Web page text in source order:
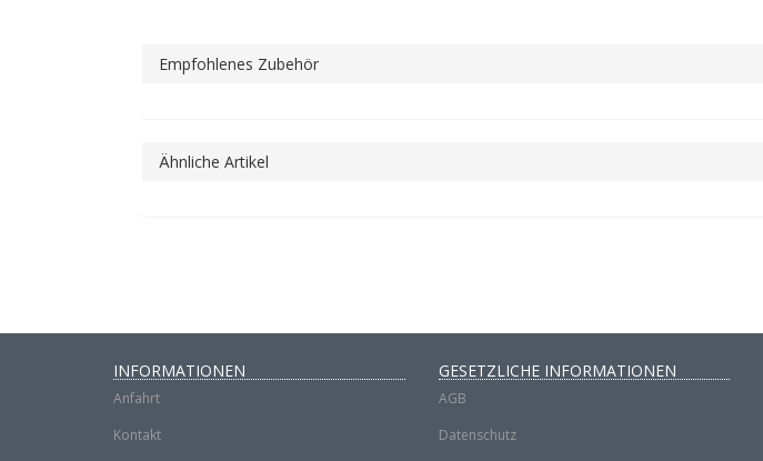
Empfohlenes Zubehör
Ähnliche Artikel
INFORMATIONEN
Anfahrt
Kontakt
GESETZLICHE INFORMATIONEN
AGB
Datenschutz